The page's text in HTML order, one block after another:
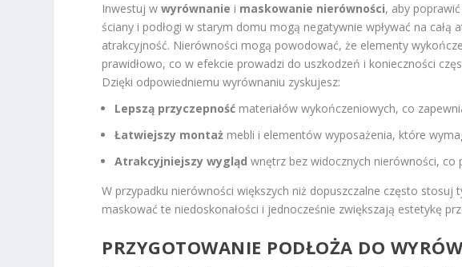
Inwestuj wwyrównanie i maskowanie nierówności, aby
ściany i podłogi w starym domu mogą negatywnie wpływać na
atrakcyjność. Nierówności mogą powodować, że elementy
prawidłowo, co w efekcie prowadzi do uszkodzeń i konieczności
Dzięki odpowiedniemu wyrównaniu zyskujesz:
Lepszą przyczepność materiałów wykończeniowych, co
Łatwiejszy montaż mebli i elementów wyposażenia, które
Atrakcyjniejszy wygląd wnętrz bez widocznych nierówności,
W przypadku nierówności większych niż dopuszczalne często stosuj
maskować te niedoskonałości i jednocześnie zwiększają estetykę
PRZYGOTOWANIE PODŁOŻA DO